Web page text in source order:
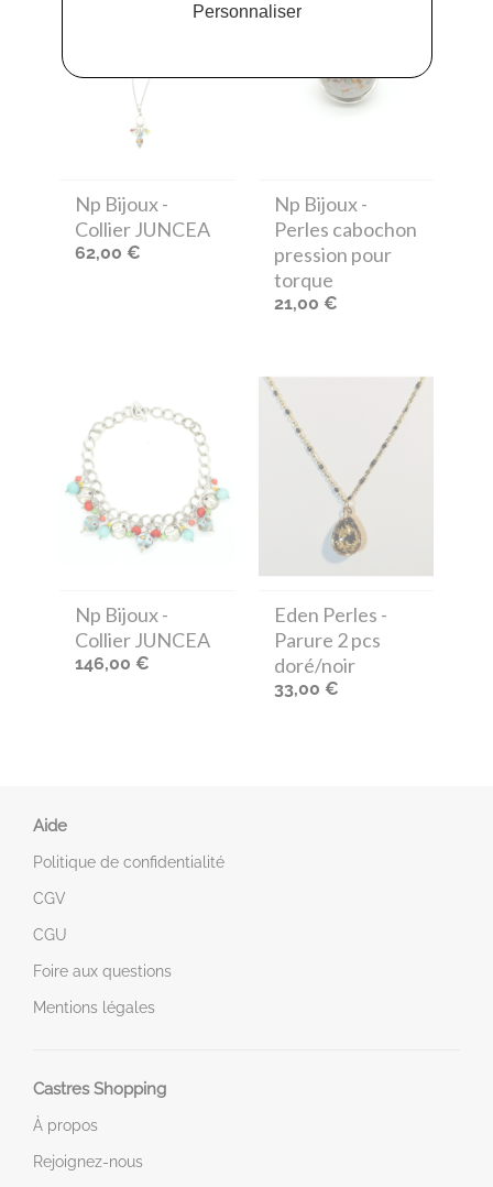
Np Bijoux-
Collier JUNCEA
62,00 €
Np Bijoux-
Perles cabochon
pression pour
torque
21,00 €
Np Bijoux-
Collier JUNCEA
146,00 €
Eden Perles -
Parure 2 pcs
doré/noir
33,00 €
Aide
Politique de confidentialité
CGV
CGU
Foire aux questions
Mentions légales
Castres Shopping
À propos
Rejoignez-nous
Personnaliser